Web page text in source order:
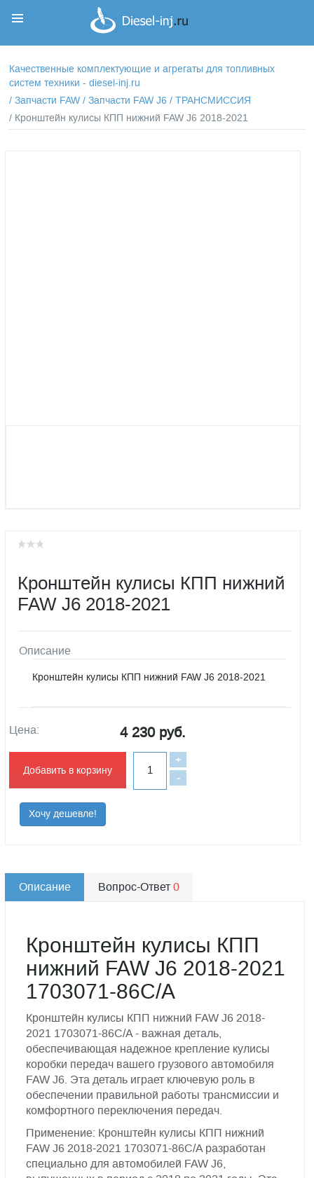
Качественные комплектующие и агрегаты для топливных
систем техники - diesel-inj.ru
/Запчасти FAW /Запчасти FAW J6 /ТРАНСМИССИЯ
/ Кронштейн кулисы КПП нижний FAW J6 2018-2021
Кронштейн кулисы КПП нижний
FAW J6 2018-2021
Описание
Кронштейн кулисы КПП нижний FAW J6 2018-2021
Цена: 4 230 руб.
Добавить в корзину
-
+
Хочу дешевле!
Описание Вопрос-Ответ0
Кронштейн кулисы КПП
нижний FAW J6 2018-2021
1703071-86C/A
Кронштейн кулисы КПП нижний FAW J6 2018-
2021 1703071-86C/A - важная деталь,
обеспечивающая надежное крепление кулисы
коробки передач вашего грузового автомобиля
FAW J6. Эта деталь играет ключевую роль в
обеспечении правильной работы трансмиссии и
комфортного переключения передач.
Применение: Кронштейн кулисы КПП нижний
FAW J6 2018-2021 1703071-86C/A разработан
специально для автомобилей FAW J6,